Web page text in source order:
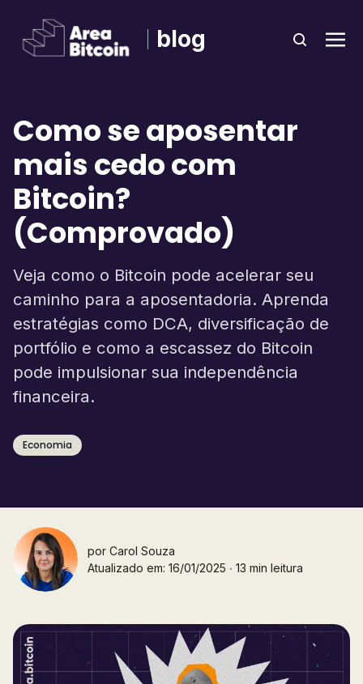
blog
Como se aposentar
mais cedo com
Bitcoin?
(Comprovado)
Veja como o Bitcoin pode acelerar seu
caminho para a aposentadoria. Aprenda
estratégias como DCA, diversificação de
portfólio e como a escassez do Bitcoin
pode impulsionar sua independência
financeira.
Economia
por Carol Souza
Atualizado em: 16/01/2025 ∙ 13 min leitura